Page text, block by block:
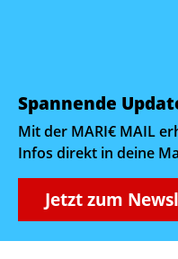
Spannende
Mit der MARI€ MAIL
Infos direkt in deine
Jetzt zum